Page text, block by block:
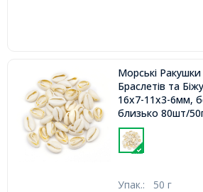
Морські Ракушки
Браслетів та
16x7-11x3-6мм,
близько 80шт/
Упак.: 50 г